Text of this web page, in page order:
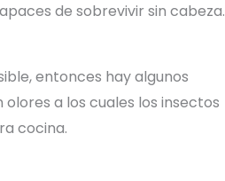
de sobrevivir sin cabeza.
entonces hay algunos
a los cuales los insectos
cocina.